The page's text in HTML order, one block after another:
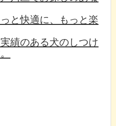
と快適に、もっと楽
績のある犬のしつけ